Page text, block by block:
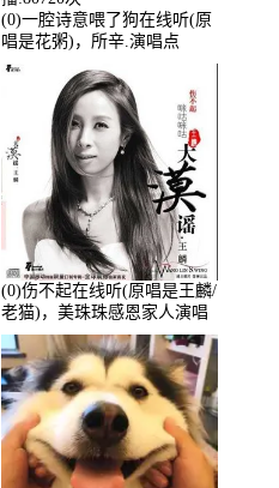
(0)一腔诗意喂了狗在线听(原
唱是花粥)，所辛.演唱点
播:80720次
(0)伤不起在线听(原唱是王麟/
老猫)，美珠珠感恩家人演唱
点播:80218次